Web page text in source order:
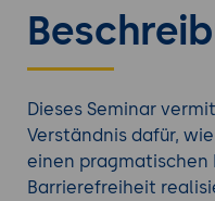
Dieses Seminar
Verständnis dafür,
einen pragmatischen
Barrierefreiheit